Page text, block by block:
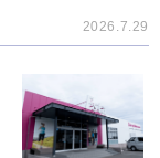
2026.7.29